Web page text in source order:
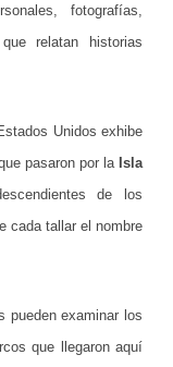
z
a
n
N
u
a
Y
fotografías,
relatan historias
Unidos exhibe
pasaron por laIsla
de los
cada tallar el nombre
pueden examinar los
que llegaron aquí